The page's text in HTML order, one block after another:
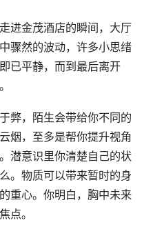
进金茂酒店的瞬间，大厅
骤然的波动，许多小思绪
已平静，而到最后离开
弊，陌生会带给你不同的
烟，至多是帮你提升视角
潜意识里你清楚自己的状
。物质可以带来暂时的身
重心。你明白，胸中未来
点。